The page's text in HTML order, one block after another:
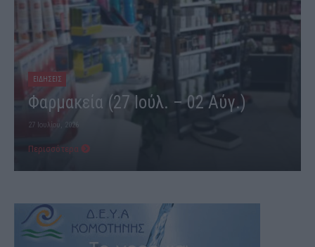
ΕΙΔΗΣΕΙΣ
Φαρμακεία (27 Ιούλ. – 02 Αύγ.)
27 Ιουλίου, 2026
Περισσότερα